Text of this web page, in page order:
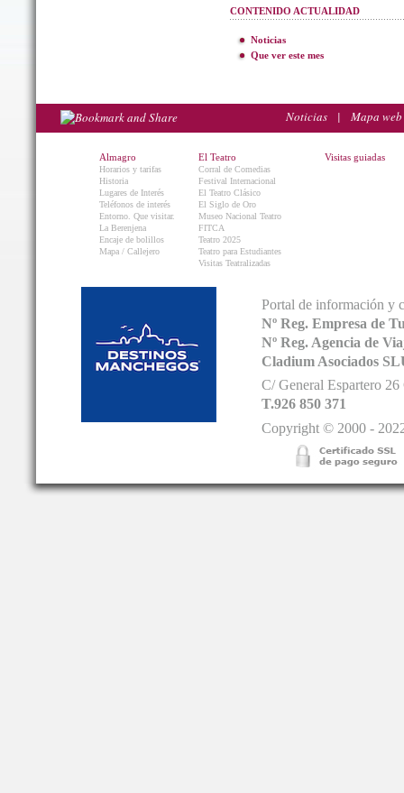
CONTENIDO ACTUALIDAD
Noticias
Que ver este mes
Noticias | Mapa web
Almagro
Horarios y tarifas
Historia
Lugares de Interés
Teléfonos de interés
Entorno. Que visitar.
La Berenjena
Encaje de bolillos
Mapa / Callejero
El Teatro
Corral de Comedias
Festival Internacional
El Teatro Clásico
El Siglo de Oro
Museo Nacional Teatro
FITCA
Teatro 2025
Teatro para Estudiantes
Visitas Teatralizadas
Visitas guiadas
Portal de información y
Nº Reg. Empresa de
Nº Reg. Agencia de
Cladium Asociados
C/ General Espartero
T.926 850 371
Copyright © 2000 -